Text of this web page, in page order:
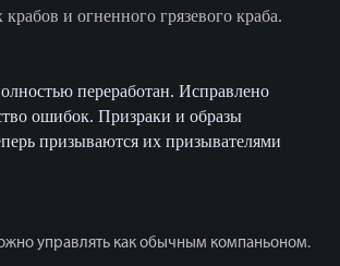
и огненного грязевого краба.
переработан. Исправлено
ошибок. Призраки и образы
призываются их призывателями
управлять как обычным компаньоном.